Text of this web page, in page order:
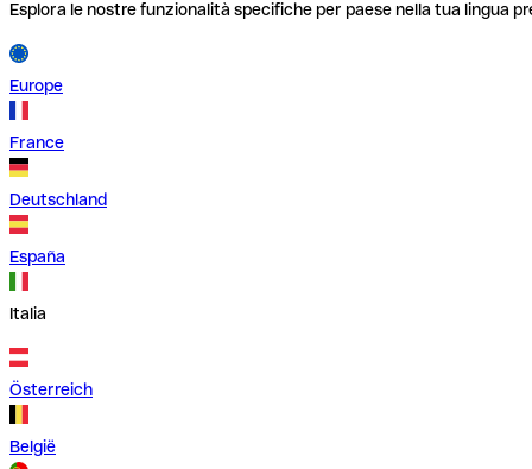
Esplora le nostre funzionalità specifiche per paese nella tua lingua
Europe
France
Deutschland
España
Italia
Österreich
België